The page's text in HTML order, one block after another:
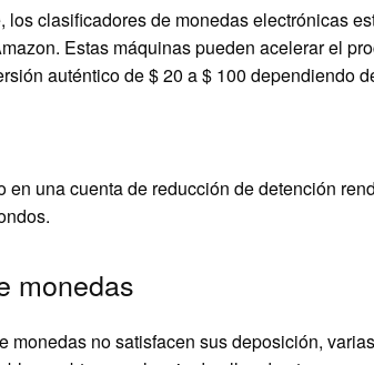
clasificadores de monedas electrónicas
Estas máquinas pueden acelerar el
auténtico de $ 20 a $ 100 dependiendo
una cuenta de reducción de detención
monedas
no satisfacen sus deposición,